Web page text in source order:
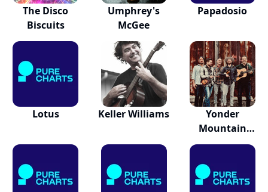
The Disco
Biscuits
Umphrey's
McGee
Papadosio
Lotus Keller Williams
Yonder
Mountain
String Band